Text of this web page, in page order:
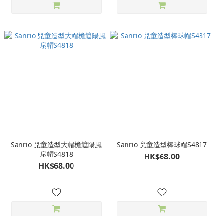
Sanrio 兒童造型大帽檐遮陽風
扇帽S4818
HK$68.00
Sanrio 兒童造型棒球帽S4817
HK$68.00